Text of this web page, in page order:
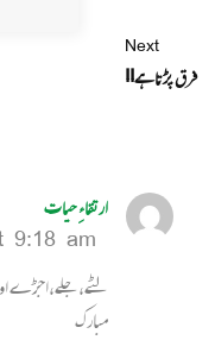
Next
فرق پڑتا ہے!!
ارتقاءِ حيات
9:18 am
مبارک